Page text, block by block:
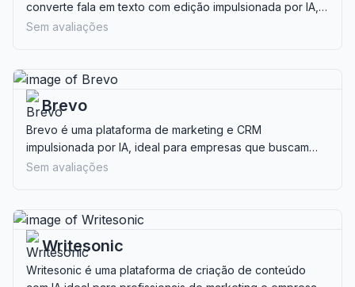
converte fala em texto com edição impulsionada por IA,
ideal para profissionais e criadores de conteúdo que
Sem avaliações
Brevo
Brevo é uma plataforma de marketing e CRM
impulsionada por IA, ideal para empresas que buscam
engajamento multicanal com clientes por meio de e-mail,
Sem avaliações
Writesonic
Writesonic é uma plataforma de criação de conteúdo